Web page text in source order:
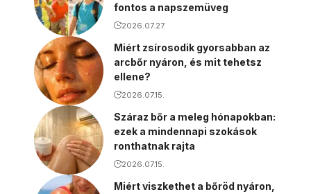
fontos a napszemüveg
2026.07.27.
Miért zsírosodik gyorsabban az
arcbőr nyáron, és mit tehetsz
ellene?
2026.07.15.
Száraz bőr a meleg hónapokban:
ezek a mindennapi szokások
ronthatnak rajta
2026.07.15.
Miért viszkethet a bőröd nyáron,